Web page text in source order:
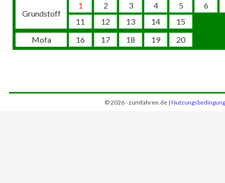
Grundstoff
1 2 3 4 5
6
11
12 13 14
15
Mofa
16 17 18 19 20
© 2026 - zumfahren.de |